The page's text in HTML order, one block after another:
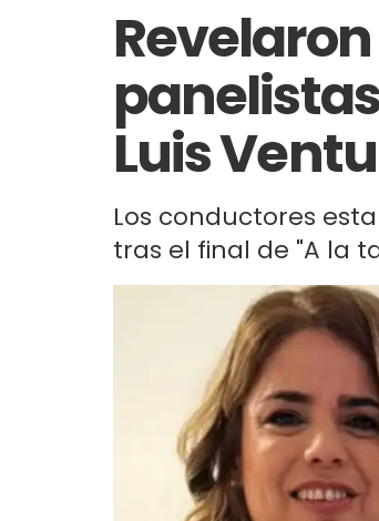
Luis
Los conductores
tras el final de "A la